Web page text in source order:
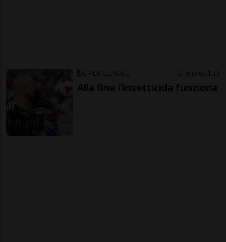
SUPER LEAGUE 16 ore 1 3
Alla fine l’insetticida funziona